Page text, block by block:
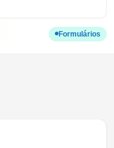
Formulários